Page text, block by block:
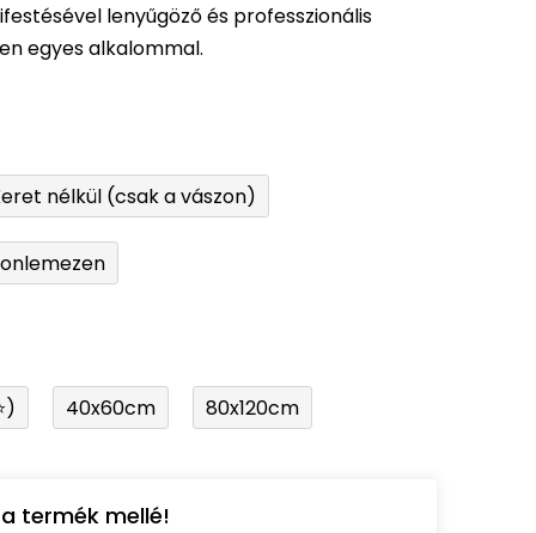
lenyűgöző és professzionális
egyes alkalommal.
nélkül (csak a vászon)
40x60cm 80x120cm
termék mellé!